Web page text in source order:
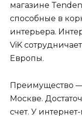
магазине
способные в
интерьера.
ViK
Европы.
Преимущество —
Москве.
счет. У